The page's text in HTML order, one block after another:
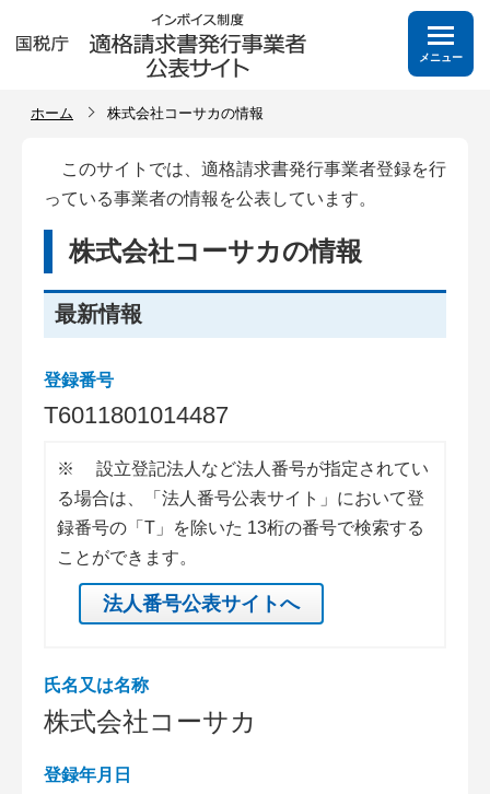
メニュー
ホーム 株式会社コーサカの情報
このサイトでは、適格請求書発行事業者登録を行
っている事業者の情報を公表しています。
株式会社コーサカの情報
最新情報
登録番号
T6011801014487
※
設立登記法人など法人番号が指定されてい
る場合は、「法人番号公表サイト」において登
録番号の「T」を除いた 13桁の番号で検索する
ことができます。
法人番号公表サイトへ
氏名又は名称
株式会社コーサカ
登録年月日